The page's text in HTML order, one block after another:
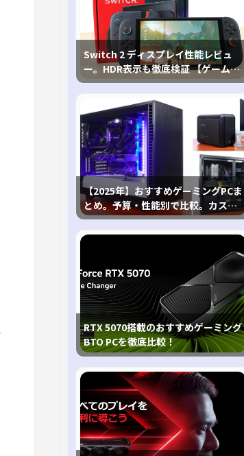
Switch 2 ディスプレイ性能レビュ
ー。HDR表示も徹底検証 【ゲームに
おけるHDRの未来を切り開く1台！】
【2025年】おすすめゲーミングPCま
とめ。予算・性能別で比較。カスタ
マイズ指南も
RTX 5070搭載のおすすめゲーミング
BTO PCを徹底比較！